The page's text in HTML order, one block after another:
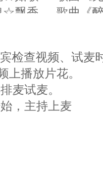
☆飘香 歌曲《
★孤独 歌曲《
☆瑛姑 歌曲《新
☆兰子 歌曲《
☆简单 歌曲《
☆晚霞 歌曲《
检查视频、试麦
上播放片花。
麦试麦。
，主持上麦